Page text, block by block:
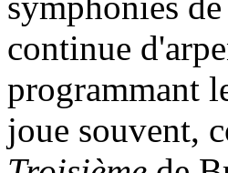
continue
programmant
joue souvent,